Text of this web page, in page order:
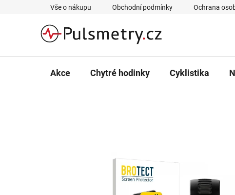
Vše o nákupu Obchodní podmínky Ochrana
Akce Chytré hodinky Cyklistika